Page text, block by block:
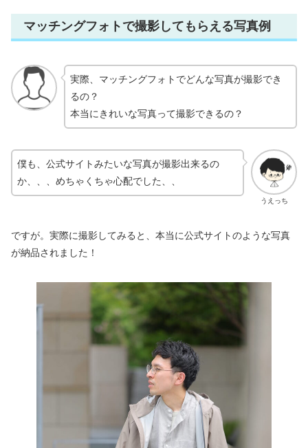
マッチングフォトで撮影してもらえる写真例
実際、マッチングフォトでどんな写真が撮影でき
るの？
本当にきれいな写真って撮影できるの？
うえっち
僕も、公式サイトみたいな写真が撮影出来るの
か、、、めちゃくちゃ心配でした、、
ですが。実際に撮影してみると、本当に公式サイトのような写真
が納品されました！